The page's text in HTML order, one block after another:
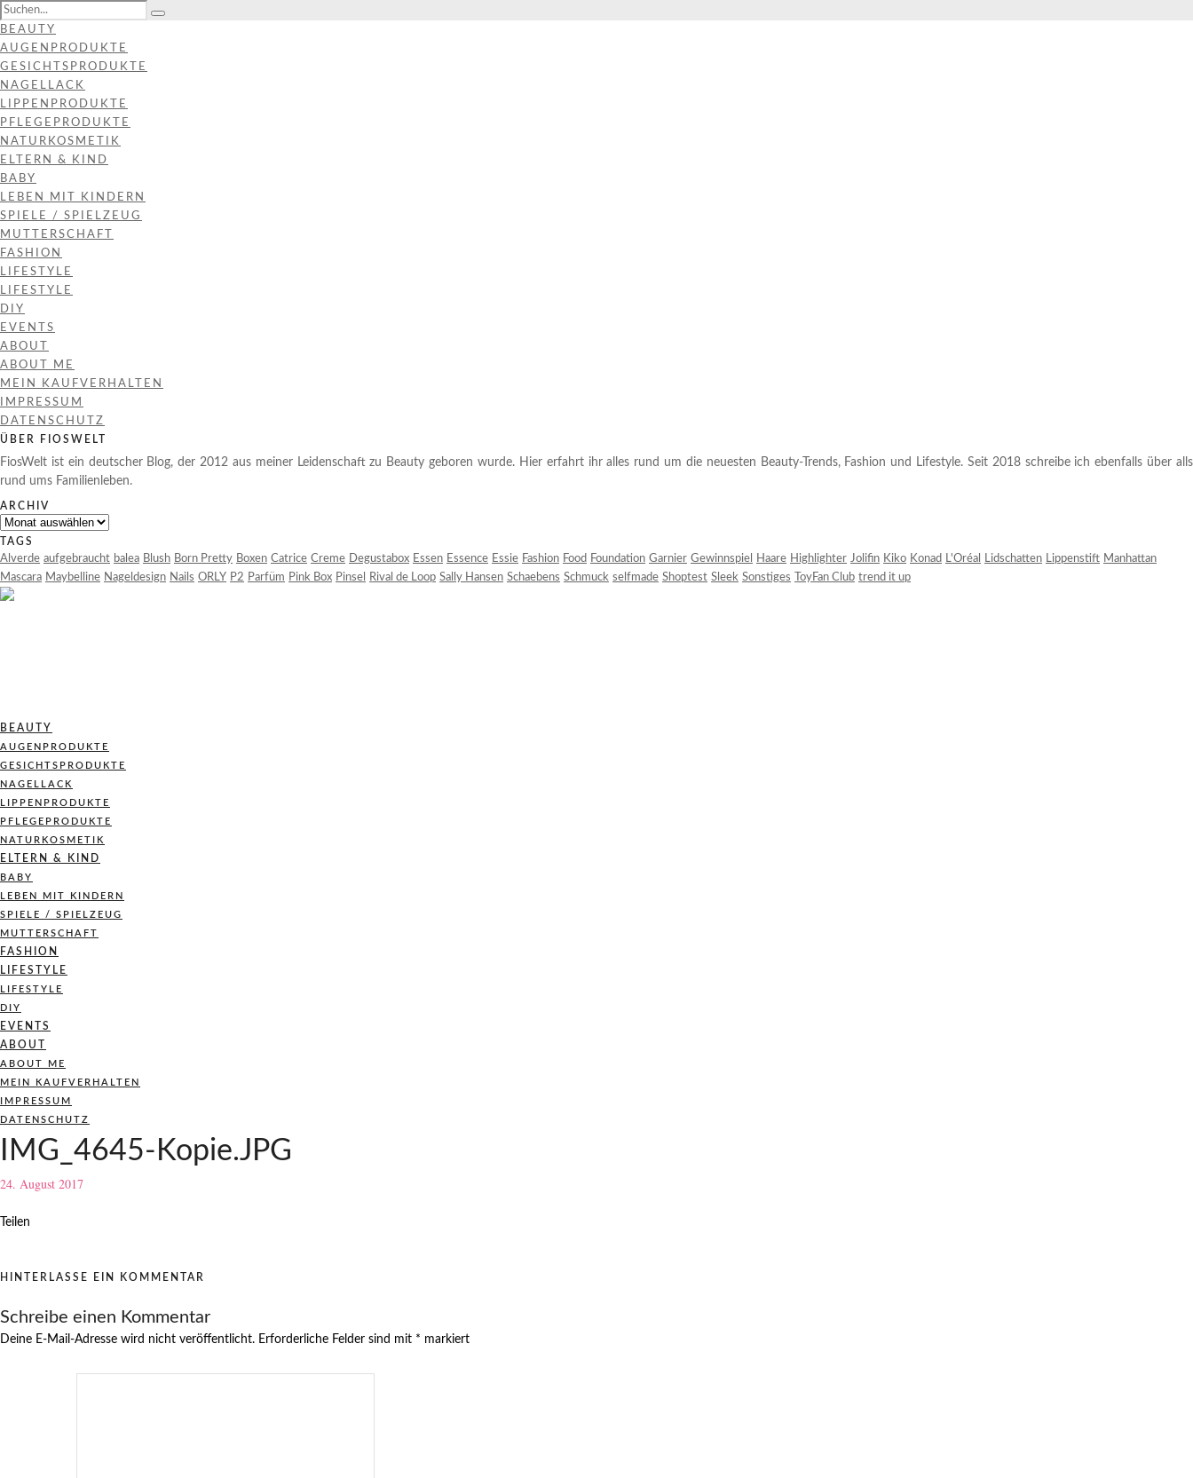
BEAUTY
AUGENPRODUKTE
GESICHTSPRODUKTE
NAGELLACK
LIPPENPRODUKTE
PFLEGEPRODUKTE
NATURKOSMETIK
ELTERN & KIND
BABY
LEBEN MIT KINDERN
SPIELE / SPIELZEUG
MUTTERSCHAFT
FASHION
LIFESTYLE
LIFESTYLE
DIY
EVENTS
ABOUT
ABOUT ME
MEIN KAUFVERHALTEN
IMPRESSUM
DATENSCHUTZ
ÜBER FIOSWELT
FiosWelt ist ein deutscher Blog, der 2012 aus meiner Leidenschaft zu Beauty geboren wurde. Hier erfahrt ihr alles rund um die neuesten Beauty-Trends, Fashion und Lifestyle. Seit 2018 schreibe ich ebenfalls über alls
rund ums Familienleben.
ARCHIV
Archiv
TAGS
Alverde aufgebraucht balea Blush Born Pretty Boxen Catrice Creme Degustabox Essen Essence Essie Fashion Food Foundation Garnier Gewinnspiel Haare Highlighter Jolifin Kiko Konad L'Oréal Lidschatten Lippenstift Manhattan
Mascara Maybelline Nageldesign Nails ORLY P2 Parfüm Pink Box Pinsel Rival de Loop Sally Hansen Schaebens Schmuck selfmade Shoptest Sleek Sonstiges ToyFan Club trend it up
BEAUTY
AUGENPRODUKTE
GESICHTSPRODUKTE
NAGELLACK
LIPPENPRODUKTE
PFLEGEPRODUKTE
NATURKOSMETIK
ELTERN & KIND
BABY
LEBEN MIT KINDERN
SPIELE / SPIELZEUG
MUTTERSCHAFT
FASHION
LIFESTYLE
LIFESTYLE
DIY
EVENTS
ABOUT
ABOUT ME
MEIN KAUFVERHALTEN
IMPRESSUM
DATENSCHUTZ
IMG_4645-Kopie.JPG
24. August 2017
Teilen
HINTERLASSE EIN KOMMENTAR
Schreibe einen Kommentar
Deine E-Mail-Adresse wird nicht veröffentlicht. Erforderliche Felder sind mit * markiert